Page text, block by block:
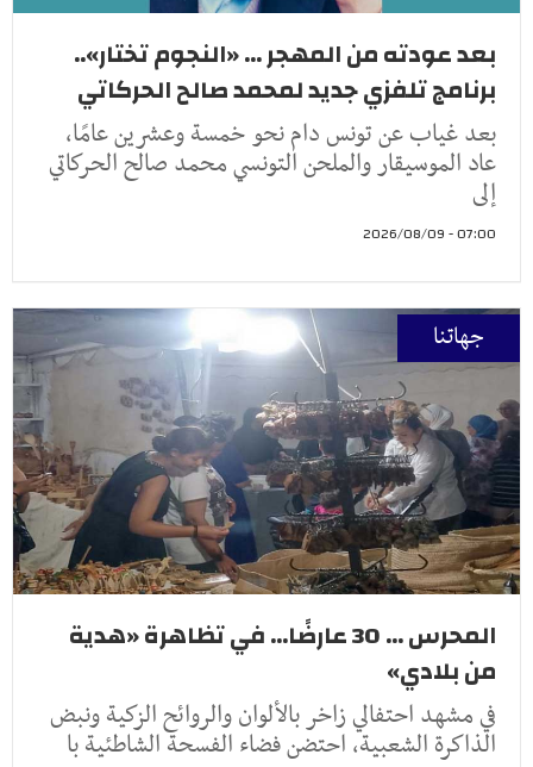
بعد عودته من المهجر ... «النجوم تختار»..
برنامج تلفزي جديد لمحمد صالح الحركاتي
بعد غياب عن تونس دام نحو خمسة وعشرين عامًا،
عاد الموسيقار والملحن التونسي محمد صالح الحركاتي
إلى
07:00 - 2026/08/09
جهاتنا
المحرس ... 30 عارضًا... في تظاهرة «هدية
من بلادي»
في مشهد احتفالي زاخر بالألوان والروائح الزكية ونبض
الذاكرة الشعبية، احتضن فضاء الفسحة الشاطئية با